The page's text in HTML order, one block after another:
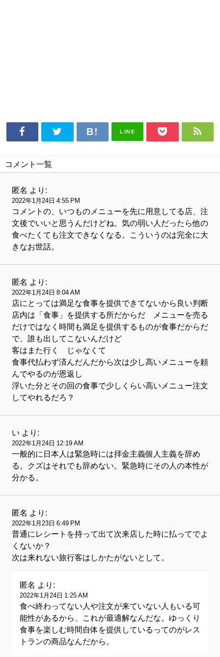
LINE
コメント一覧
匿名 より:
2022年1月24日 4:55 PM
コメントの、いつものメニューを先に用意してる店、注
文後でいいと思うんだけどね。気の弱い人だったら他の
食べたくても注文できなくなる。こういうのは完全に大
きなお世話。
匿名 より:
2022年1月24日 8:04 AM
店にとっては満足な食事を提供できてないから良い判断
店内は「食事」を提供する所だからだ メニューを売る
だけではなく時間も満足を提供するものが食事だからだ
で、誰も出してこないんだけど
客はまた行く じゃなくて
食事代払わず済んだんだから次は少し高いメニューを頼
んでやるのが恩返し
浮いた分とその回の食事で少しくらい高いメニュー注文
してやれるだろ？
い より:
2022年1月24日 12:19 AM
一般的に日本人は緊急時には拝金主義個人主義を辞め
る。クズはそれでも辞めない。緊急時にその人の本性が
分かる。
匿名 より:
2022年1月23日 6:49 PM
普通にレシートを持って出て次来店した時に払ってでよ
くないか？
次は来れない旅行客はしかたがないとして。
匿名 より:
2022年1月24日 1:25 AM
食べ終わってない人や注文が来ていない人もいる可
能性があるから、これが最適解なんだな。ゆっくり
食事を楽しむ時間自体を提供しているってのがレス
トランの商品なんだから。